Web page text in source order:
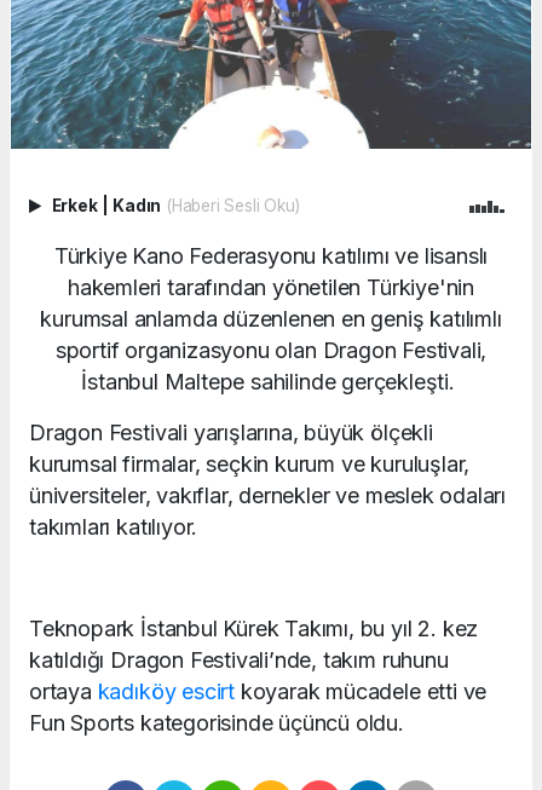
Erkek Kadın (Haberi Sesli Oku)
Türkiye Kano Federasyonu katılımı ve lisanslı
hakemleri tarafından yönetilen Türkiye'nin
kurumsal anlamda düzenlenen en geniş katılımlı
sportif organizasyonu olan Dragon Festivali,
İstanbul Maltepe sahilinde gerçekleşti.
Dragon Festivali yarışlarına, büyük ölçekli
kurumsal firmalar, seçkin kurum ve kuruluşlar,
üniversiteler, vakıflar, dernekler ve meslek odaları
takımları katılıyor.
Teknopark İstanbul Kürek Takımı, bu yıl 2. kez
katıldığı Dragon Festivali’nde, takım ruhunu
ortaya kadıköy escirtkoyarak mücadele etti ve
Fun Sports kategorisinde üçüncü oldu.